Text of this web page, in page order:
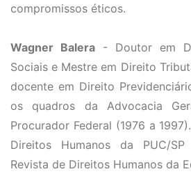
compromissos éticos.
Wagner Balera - Doutor em
Sociais e Mestre em Direito
docente em Direito
os quadros da Advocacia
Procurador Federal (1976 a
Direitos Humanos da PUC/
Revista de Direitos Humanos da